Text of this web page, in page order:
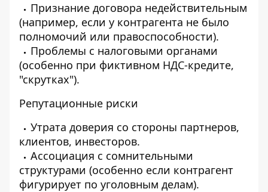
Признание договора недействительным
(например, если у контрагента не было
полномочий или правоспособности).
Проблемы с налоговыми органами
(особенно при фиктивном НДС-кредите,
"скрутках").
Репутационные риски
Утрата доверия со стороны партнеров,
клиентов, инвесторов.
Ассоциация с сомнительными
структурами (особенно если контрагент
фигурирует по уголовным делам).